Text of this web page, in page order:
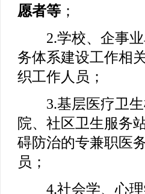
愿者等 ；
2.学校、企事业
务体系建设工作相
织工作人员；
3.基层医疗卫生
院、社区卫生服务
碍防治的专兼职医
员；
4.社会学、心理